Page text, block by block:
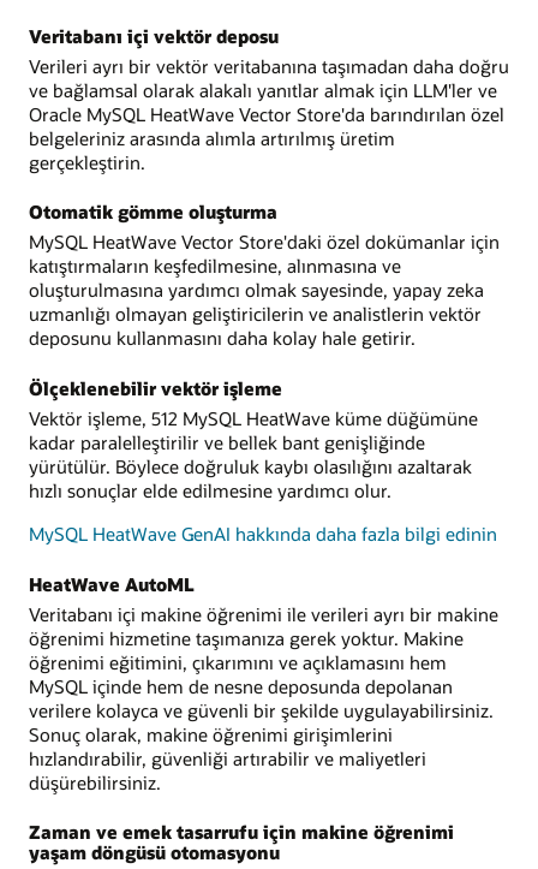
Veritabanı içi vektör deposu
Verileri ayrı bir vektör veritabanına taşımadan daha doğru
ve bağlamsal olarak alakalı yanıtlar almak için LLM'ler ve
Oracle MySQL HeatWave Vector Store'da barındırılan özel
belgeleriniz arasında alımla artırılmış üretim
gerçekleştirin.
Otomatik gömme oluşturma
MySQL HeatWave Vector Store'daki özel dokümanlar için
katıştırmaların keşfedilmesine, alınmasına ve
oluşturulmasına yardımcı olmak sayesinde, yapay zeka
uzmanlığı olmayan geliştiricilerin ve analistlerin vektör
deposunu kullanmasını daha kolay hale getirir.
Ölçeklenebilir vektör işleme
Vektör işleme, 512 MySQL HeatWave küme düğümüne
kadar paralelleştirilir ve bellek bant genişliğinde
yürütülür. Böylece doğruluk kaybı olasılığını azaltarak
hızlı sonuçlar elde edilmesine yardımcı olur.
MySQL HeatWave GenAI hakkında daha fazla bilgi edinin
HeatWave AutoML
Veritabanı içi makine öğrenimi ile verileri ayrı bir makine
öğrenimi hizmetine taşımanıza gerek yoktur. Makine
öğrenimi eğitimini, çıkarımını ve açıklamasını hem
MySQL içinde hem de nesne deposunda depolanan
verilere kolayca ve güvenli bir şekilde uygulayabilirsiniz.
Sonuç olarak, makine öğrenimi girişimlerini
hızlandırabilir, güvenliği artırabilir ve maliyetleri
düşürebilirsiniz.
Zaman ve emek tasarrufu için makine öğrenimi
yaşam döngüsü otomasyonu